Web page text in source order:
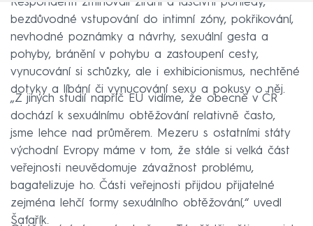
bezdůvodné vstupování do intimní zóny, pokřikování,
nevhodné poznámky a návrhy, sexuální gesta a
pohyby, bránění v pohybu a zastoupení cesty,
vynucování si schůzky, ale i exhibicionismus, nechtěné
dotyky a líbání či vynucování sexu a pokusy o něj.
„Z jiných studií napříč EU vidíme, že obecně v ČR
dochází k sexuálnímu obtěžování relativně často,
jsme lehce nad průměrem. Mezeru s ostatními státy
východní Evropy máme v tom, že stále si velká část
veřejnosti neuvědomuje závažnost problému,
bagatelizuje ho. Části veřejnosti přijdou přijatelné
zejména lehčí formy sexuálního obtěžování,“ uvedl
Šafařík.